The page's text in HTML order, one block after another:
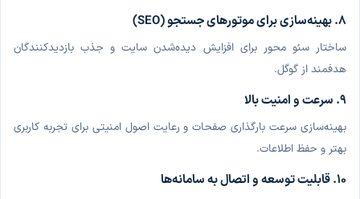
۸. بهینه‌سازی برای موتورهای جستجو (SEO)
ساختار سئو محور برای افزایش دیده‌شدن سایت و جذب بازدیدکنندگان
هدفمند از گوگل.
۹. سرعت و امنیت بالا
بهینه‌سازی سرعت بارگذاری صفحات و رعایت اصول امنیتی برای تجربه کاربری
بهتر و حفظ اطلاعات.
۱۰. قابلیت توسعه و اتصال به سامانه‌ها